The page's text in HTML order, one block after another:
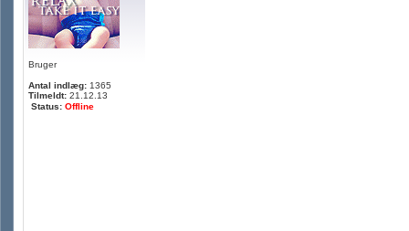
Bruger
Antal indlæg: 1365
Tilmeldt: 21.12.13
Status: Offline